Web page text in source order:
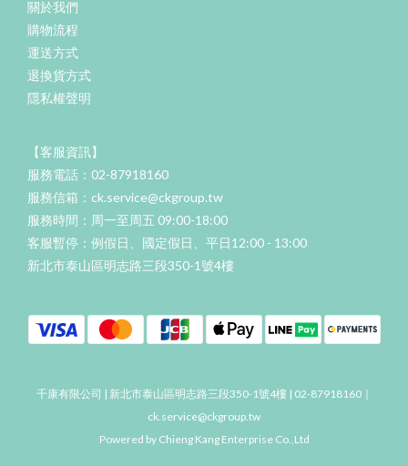
關於我們
購物流程
運送方式
退換貨方式
隱私權聲明
【客服資訊】
服務電話：02-87918160
服務信箱：ck.service@ckgroup.tw
服務時間：周一至周五 09:00-18:00
客服暫停：例假日、國定假日、平日12:00 - 13:00
新北市泰山區明志路三段350-1號4樓
千康有限公司 | 新北市泰山區明志路三段350-1號4樓 | 02-87918160｜
ck.service@ckgroup.tw
Powered by Chieng Kang Enterprise Co.,Ltd